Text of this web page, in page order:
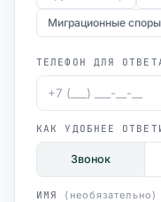
Миграционные споры
ТЕЛЕФОН ДЛЯ
КАК УДОБНЕЕ
Звонок
ИМЯ (необязательно)